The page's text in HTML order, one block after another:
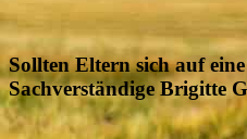
Sollten Eltern sich auf
Sachverständige Brigitte